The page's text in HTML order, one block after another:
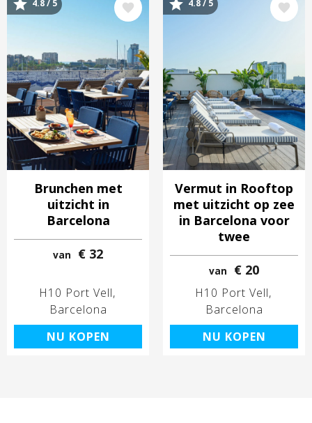
Afbeelding
4.8 / 5
Brunchen met
uitzicht in
Barcelona
van € 32
H10 Port Vell
Barcelona
NU KOPEN
Afbeelding
4.8 / 5
Vermut in Rooftop
met uitzicht op zee
in Barcelona voor
twee
van € 20
H10 Port Vell
Barcelona
NU KOPEN